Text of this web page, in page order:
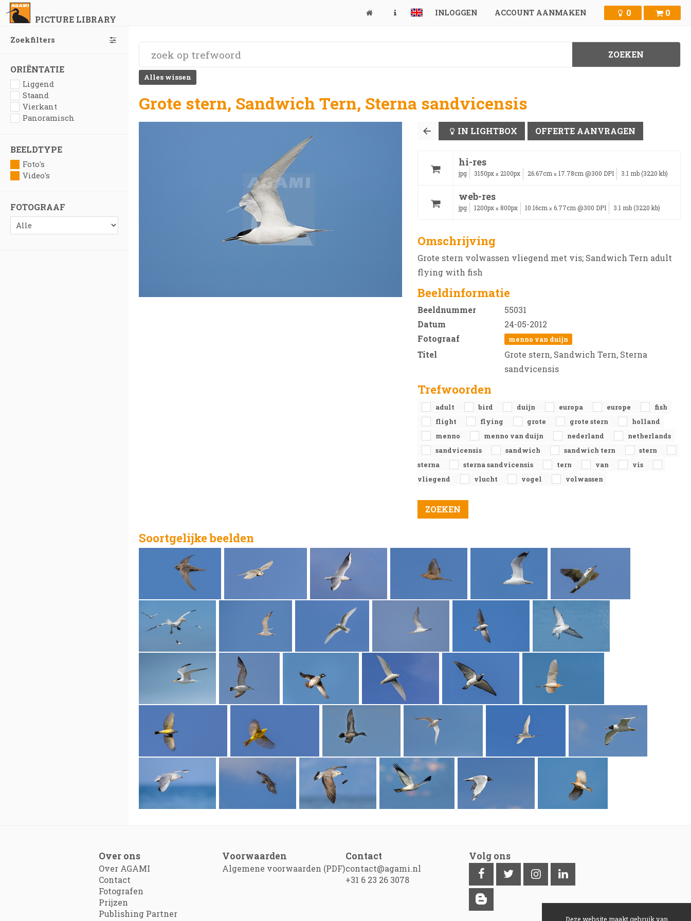
PICTURE LIBRARY
INLOGGEN ACCOUNT AANMAKEN 0 0
Zoekfilters
ORIËNTATIE
Liggend
Staand
Vierkant
Panoramisch
BEELDTYPE
Foto's
Video's
FOTOGRAAF
Alles wissen
Grote stern, Sandwich Tern, Sterna sandvicensis
IN LIGHTBOX OFFERTE AANVRAGEN
hi-res
jpg 3150px x 2100px 26.67cm x 17.78cm @300 DPI 3.1 mb (3220 kb)
web-res
jpg 1200px x 800px 10.16cm x 6.77cm @300 DPI 3.1 mb (3220 kb)
Omschrijving
Grote stern volwassen vliegend met vis; Sandwich Tern adult
flying with fish
Beeldinformatie
Beeldnummer
55031
Datum
24-05-2012
Fotograaf
menno van duijn
Titel
Grote stern, Sandwich Tern, Sterna
sandvicensis
Trefwoorden
adult bird duijn europa europe
fish
flight
flying grote grote stern
holland
menno
menno van duijn nederland
netherlands
sandvicensis
sandwich sandwich tern
stern
sterna
sterna sandvicensis tern van
vis
vliegend
vlucht vogel volwassen
Soortgelijke beelden
Over ons
Over AGAMI
Contact
Fotografen
Prijzen
Publishing Partner
Voorwaarden
Algemene voorwaarden (PDF)
Contact
contact@agami.nl
+31 6 23 26 3078
Volg ons
Deze website maakt gebruik van